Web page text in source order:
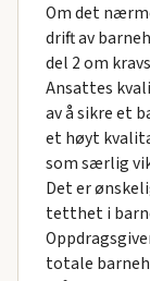
Om det
drift av
del 2 om
Ansattes
av å sikre et
et høyt
som særlig
Det er
tetthet i
totale